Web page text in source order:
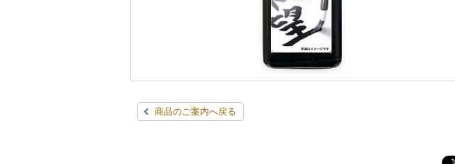
商品のご案内へ戻る